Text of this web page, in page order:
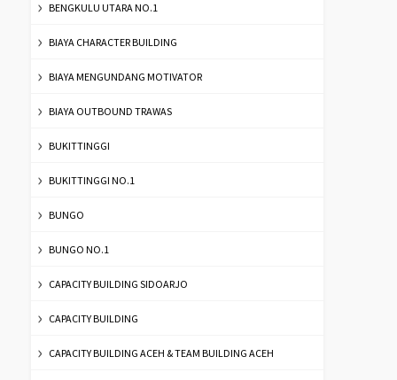
BENGKULU UTARA NO.1
BIAYA CHARACTER BUILDING
BIAYA MENGUNDANG MOTIVATOR
BIAYA OUTBOUND TRAWAS
BUKITTINGGI
BUKITTINGGI NO.1
BUNGO
BUNGO NO.1
CAPACITY BUILDING SIDOARJO
CAPACITY BUILDING
CAPACITY BUILDING ACEH & TEAM BUILDING ACEH